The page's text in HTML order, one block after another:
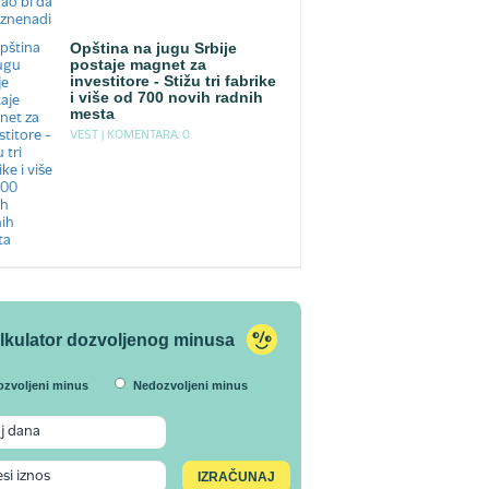
Opština na jugu Srbije
postaje magnet za
investitore - Stižu tri fabrike
i više od 700 novih radnih
mesta
VEST | KOMENTARA: 0
dozvoljenog minusa
minus Nedozvoljeni minus